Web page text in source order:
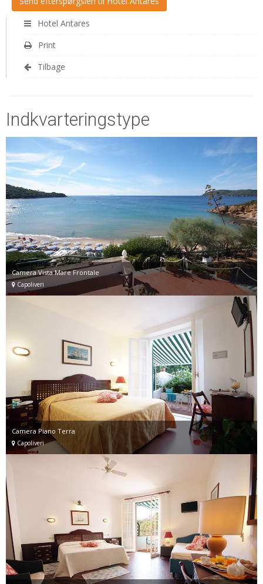
Hotel Antares
Print
Tilbage
Indkvarteringstype
Camera Vista Mare Frontale
Capoliveri
Camera Piano Terra
Capoliveri